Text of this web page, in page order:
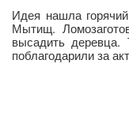
Идея нашла
Мытищ.
высадить деревца.
поблагодарили за